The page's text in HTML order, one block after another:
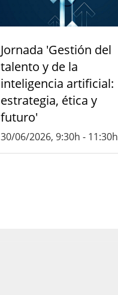
Jornada 'Gestión del
talento y de la
inteligencia artificial:
estrategia, ética y
futuro'
30/06/2026, 9:30h - 11:30h